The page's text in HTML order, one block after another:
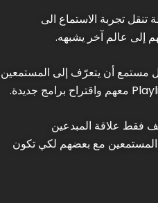
تجربة الاستماع الى
إلى عالم آخر يشبهه.
مستمع أن يتعرّف إلى المستمعين
فقط علاقة المبدعين
المستمعين مع بعضهم لكي تكون